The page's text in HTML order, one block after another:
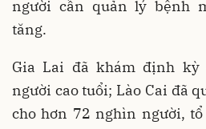
người cần quản lý bệnh
tăng.
Gia Lai đã khám định kỳ
người cao tuổi; Lào Cai đã
cho hơn 72 nghìn người,